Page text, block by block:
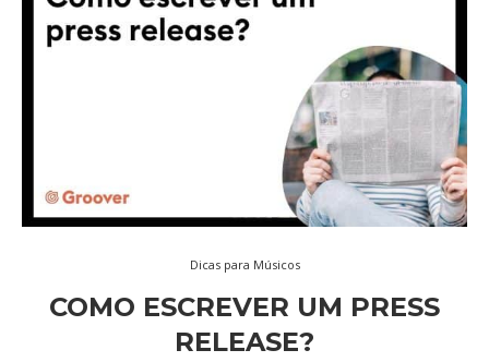
Dicas para Músicos
COMO ESCREVER UM PRESS
RELEASE?